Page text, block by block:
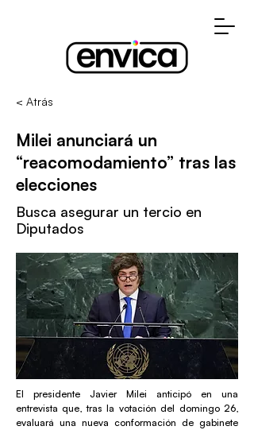
< Atrás
Milei anunciará un
“reacomodamiento” tras las
elecciones
Busca asegurar un tercio en
Diputados
El presidente Javier Milei anticipó en una
entrevista que, tras la votación del domingo 26,
evaluará una nueva conformación de gabinete